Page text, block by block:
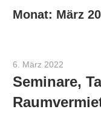
Monat: März
6. März 2022
Seminare,